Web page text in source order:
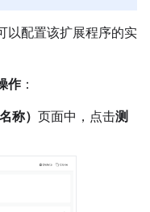
以配置该扩展程序的实
作：
称） 页面中，点击测